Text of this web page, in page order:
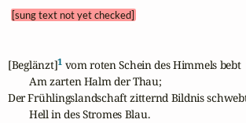
[sung text not yet checked]
[Beglänzt]1 vom roten Schein des Himmels bebt
        Am zarten Halm der Thau;
Der Frühlingslandschaft zitternd Bildnis
        Hell in des Stromes Blau.